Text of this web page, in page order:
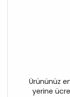
Ürününüz
yerine